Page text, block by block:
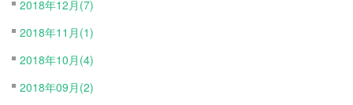
2018年12月(7)
2018年11月(1)
2018年10月(4)
2018年09月(2)